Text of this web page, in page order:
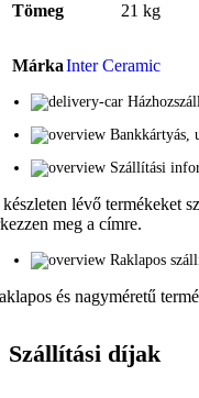
Tömeg 21 kg
MárkaInter Ceramic
Bankkártyás,
Szállítási
lévő termékeket
meg a címre.
Raklapos
és nagyméretű
Szállítási díjak